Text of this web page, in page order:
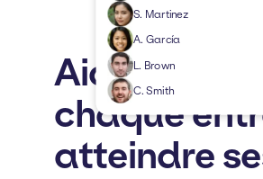
S. Martinez
A. García
L. Brown
C. Smith
Aider
chaque
atteindre